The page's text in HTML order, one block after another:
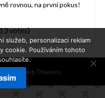
rovnou, na první pokus!
votes)
SuperbThemes
služeb, personalizaci reklam
cookie. Používáním tohoto